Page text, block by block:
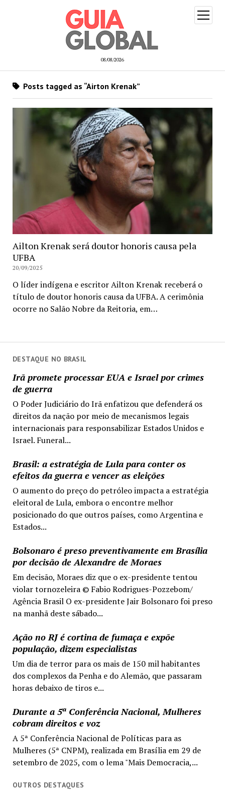
08/08/2026
open
menu
DESTAQUE NO BRASIL
Irã promete processar EUA e Israel por crimes
de guerra
O Poder Judiciário do Irã enfatizou que defenderá os
direitos da nação por meio de mecanismos legais
internacionais para responsabilizar Estados Unidos e
Israel. Funeral...
Brasil: a estratégia de Lula para conter os
efeitos da guerra e vencer as eleições
O aumento do preço do petróleo impacta a estratégia
eleitoral de Lula, embora o encontre melhor
posicionado do que outros países, como Argentina e
Estados...
Bolsonaro é preso preventivamente em Brasília
por decisão de Alexandre de Moraes
Em decisão, Moraes diz que o ex-presidente tentou
violar tornozeleira © Fabio Rodrigues-Pozzebom/
Agência Brasil O ex-presidente Jair Bolsonaro foi preso
na manhã deste sábado...
Ação no RJ é cortina de fumaça e expõe
população, dizem especialistas
Um dia de terror para os mais de 150 mil habitantes
dos complexos da Penha e do Alemão, que passaram
horas debaixo de tiros e...
Durante a 5ª Conferência Nacional, Mulheres
cobram direitos e voz
A 5ª Conferência Nacional de Políticas para as
Mulheres (5ª CNPM), realizada em Brasília em 29 de
setembro de 2025, com o lema "Mais Democracia,...
OUTROS DESTAQUES
Posts tagged as “Airton Krenak”
Ailton Krenak será doutor honoris causa pela
UFBA
20/09/2025
O líder indígena e escritor Ailton Krenak receberá o
título de doutor honoris causa da UFBA. A cerimônia
ocorre no Salão Nobre da Reitoria, em…